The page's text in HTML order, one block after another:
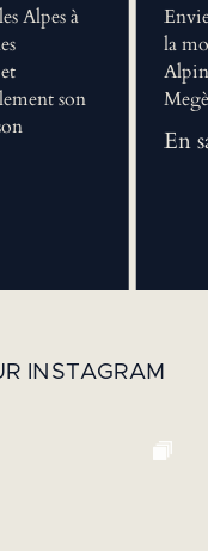
Alpes à
son
la
En
INSTAGRAM